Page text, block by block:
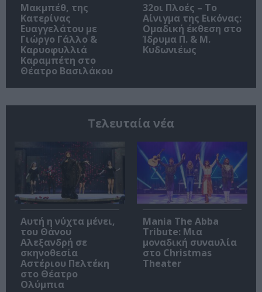
Μακμπέθ, της
Κατερίνας
Ευαγγελάτου με
Γιώργο Γάλλο &
Καρυοφυλλιά
Καραμπέτη στο
Θέατρο Βασιλάκου
32οι Πλοές – Το
Αίνιγμα της Εικόνας:
Ομαδική έκθεση στο
Ίδρυμα Π. & Μ.
Κυδωνιέως
Τελευταία νέα
Αυτή η νύχτα μένει,
του Θάνου
Αλεξανδρή σε
σκηνοθεσία
Αστέριου Πελτέκη
στο Θέατρο
Ολύμπια
Mania The Abba
Tribute: Μια
μοναδική συναυλία
στο Christmas
Theater